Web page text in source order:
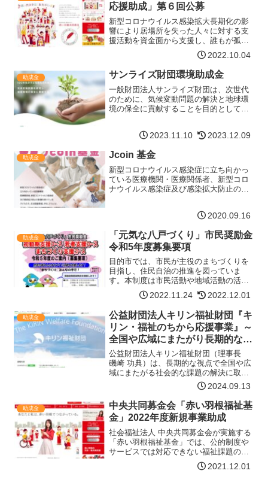
応援助成」第６回公募
新型コロナウイルス感染拡大長期化の影
響により居場所を失った人々に対する支
援活動を資金面から支援し、誰もが孤立
や生きづらさを感じている人の存在に気
づき、支え合い、つながり続ける「誰一
人取り残さない（leave no one
behind）」地…【詳細はコチラ】
2022.10.04
助成金 サンライズ財団環境助成金
一般財団法人サンライズ財団は、次世代
のために、気候変動問題の解決と地球環
境の保全に貢献することを目的として、
金を通じて、気候変動問題に関する研究
ラ】
2023.11.10 2023.12.09
助成金 Jcoin 基金
新型コロナウイルス感染症に立ち向かっ
ている医療機関・医療関係者、新型コロ
ナウイルス感染症及び感染拡大防止の影
向けての地域活性化への取組みなど、幅
チラ】
2020.09.16
助成金
「元気な八戸づくり」市民奨励金
令和5年度募集要項
目的市では、市民が主役のまちづくりを
目指し、住民自治の推進を図っていま
す。本制度は市民活動や地域活動の活性
化を図ることを目的に、公共の担い手と
なり得る『市民活動団体』『地域コミュ
ニティ活動団体』の自主的に取り組む公
益性のあるまちづくり活動を…【詳細は
コチラ】
2022.11.24 2022.12.01
助成金
公益財団法人キリン福祉財団『キ
リン・福祉のちから応援事業』～
全国や広域にまたがり長期的な視
点で福祉の向上を目指す団体を応
援するプログラム～
公益財団法人キリン福祉財団（理事長
磯崎 功典）は、長期的な視点で全国や広
域にまたがる社会的な課題の解決に取り
組むボランティア活動を応援する「キリ
ン・福祉のちから開拓事業」の募集要綱
を決定しましたので、下記の通りご案内
申し上げます。なお、本…【詳細はコチ
ラ】
2024.09.13
助成金
中央共同募金会「赤い羽根福祉基
金」2022年度新規事業助成
社会福祉法人 中央共同募金会が実施する
「赤い羽根福祉基金」では、公的制度や
サービスでは対応できない福祉課題の解
決に向けて、先駆的、モデル的で、今後
全国または広域的な広がりが期待できる
2021.12.01